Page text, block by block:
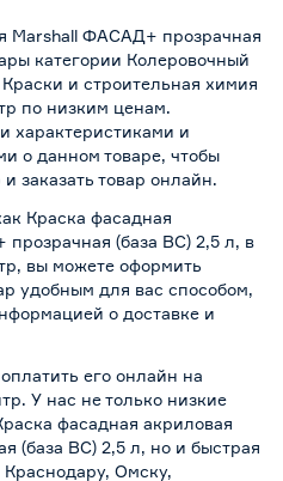
Marshall ФАСАД+ прозрачная
категории Колеровочный
и строительная химия
по низким ценам.
характеристиками и
о данном товаре, чтобы
заказать товар онлайн.
Краска фасадная
(база BC) 2,5 л, в
вы можете оформить
удобным для вас способом,
о доставке и
его онлайн на
У нас не только низкие
фасадная акриловая
(база BC) 2,5 л, но и быстрая
Омску,